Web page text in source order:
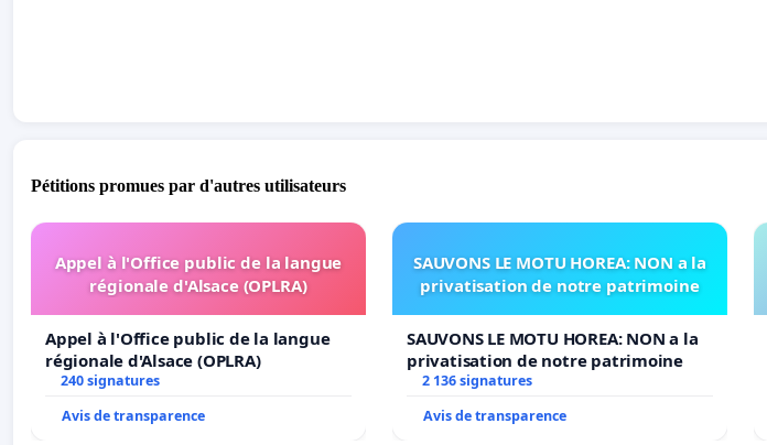
Pétitions promues par d'autres utilisateurs
Appel à l'Office public de la langue
régionale d'Alsace (OPLRA)
Appel à l'Office public de la langue
régionale d'Alsace (OPLRA)
240 signatures
Avis de transparence
SAUVONS LE MOTU HOREA: NON a la
privatisation de notre patrimoine
SAUVONS LE MOTU HOREA: NON a la
privatisation de notre patrimoine
2 136 signatures
Avis de transparence